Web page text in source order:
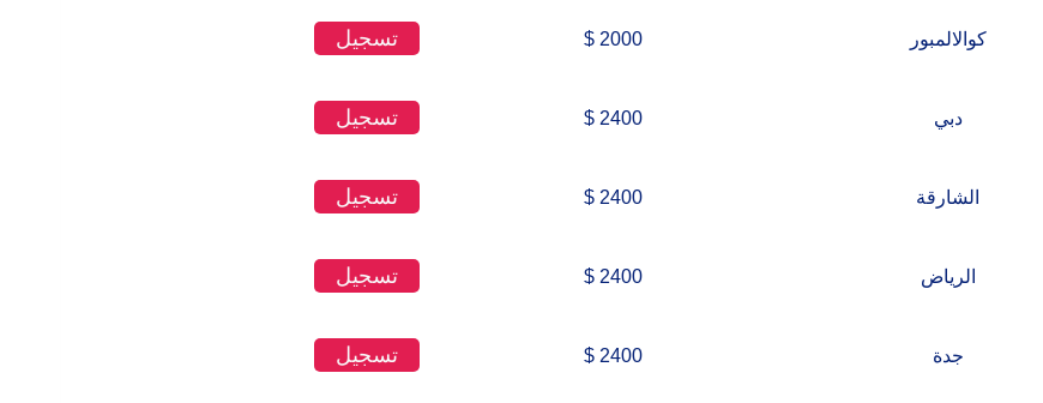
كوالالمبور 2000 $ تسجيل
دبي 2400 $ تسجيل
الشارقة 2400 $ تسجيل
الرياض 2400 $ تسجيل
جدة 2400 $ تسجيل